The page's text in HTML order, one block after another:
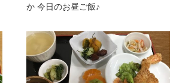
か 今日のお昼ご飯♪